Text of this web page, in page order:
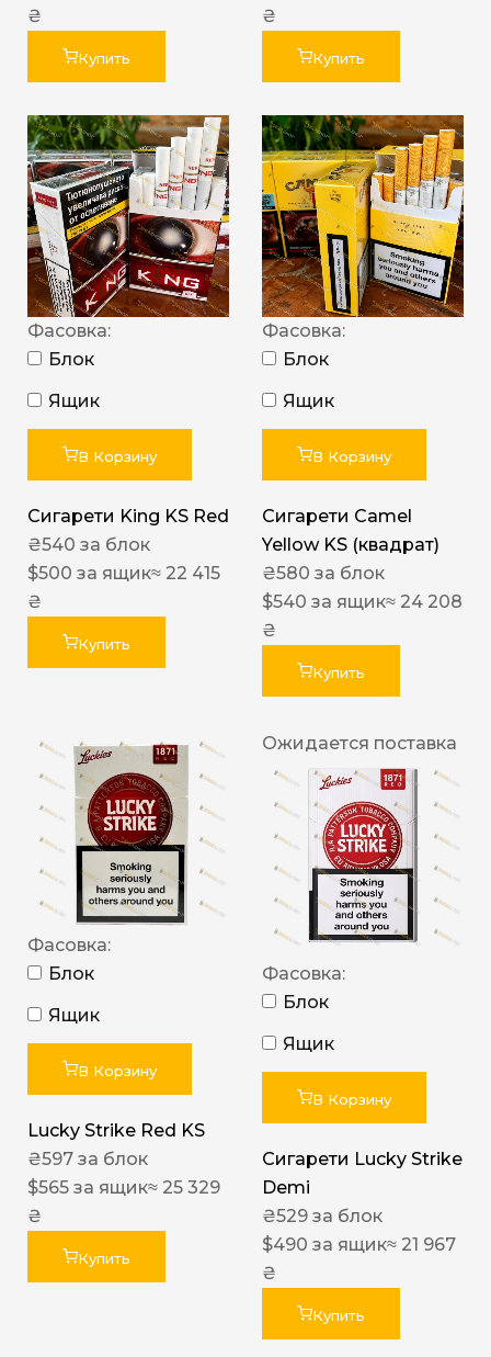
₴
Купить
₴
Купить
Фасовка:
Блок
Ящик
В Корзину
Сигарети King KS Red
₴540 за блок
$500 за ящик≈ 22 415
₴
Купить
Фасовка:
Блок
Ящик
В Корзину
Сигарети Camel
Yellow KS (квадрат)
₴580 за блок
$540 за ящик≈ 24 208
₴
Купить
Фасовка:
Блок
Ящик
В Корзину
Lucky Strike Red KS
₴597 за блок
$565 за ящик≈ 25 329
₴
Купить
Ожидается поставка
Фасовка:
Блок
Ящик
В Корзину
Сигарети Lucky Strike
Demi
₴529 за блок
$490 за ящик≈ 21 967
₴
Купить